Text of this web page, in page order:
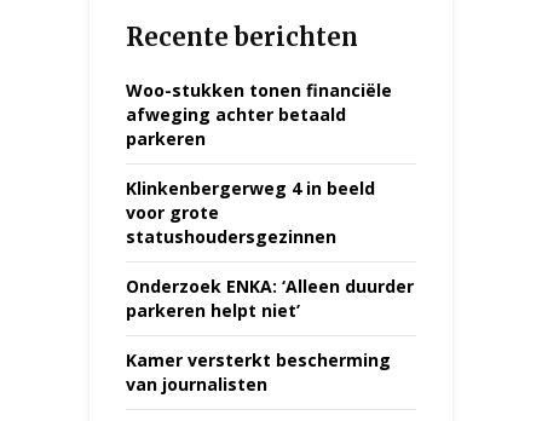
Recente berichten
Woo-stukken tonen financiële
afweging achter betaald
parkeren
Klinkenbergerweg 4 in beeld
voor grote
statushoudersgezinnen
Onderzoek ENKA: ‘Alleen duurder
parkeren helpt niet’
Kamer versterkt bescherming
van journalisten